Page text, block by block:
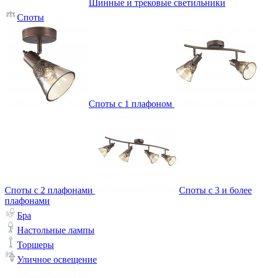
Шинные и трековые светильники
Споты
Споты с 1 плафоном
Споты с 2 плафонами
Споты с 3 и более
плафонами
Бра
Настольные лампы
Торшеры
Уличное освещение